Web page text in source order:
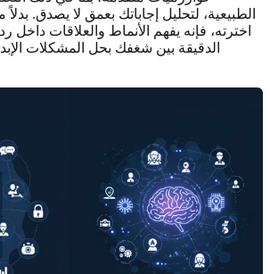
الطبيعية، لتحليل إجاباتك بعمق لا يصدق.
اخترته، فإنه يفهم الأنماط والعلاقات داخل
الدقيقة بين شغفك بحل المشكلات